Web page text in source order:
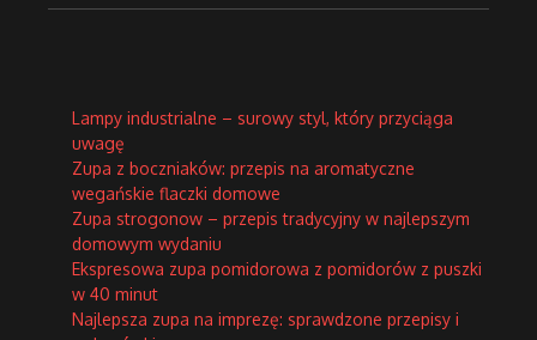
Lampy industrialne – surowy styl, który przyciąga
uwagę
Zupa z boczniaków: przepis na aromatyczne
wegańskie flaczki domowe
Zupa strogonow – przepis tradycyjny w najlepszym
domowym wydaniu
Ekspresowa zupa pomidorowa z pomidorów z puszki
w 40 minut
Najlepsza zupa na imprezę: sprawdzone przepisy i